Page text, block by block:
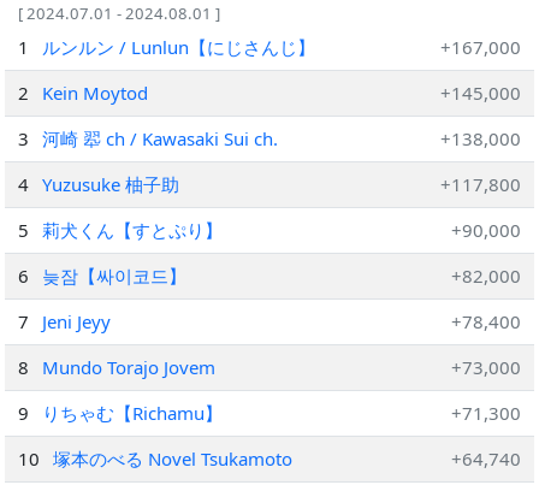
[ 2024.07.01 - 2024.08.01 ]
1 ルンルン / Lunlun【にじさんじ】
+167,000
2
Kein Moytod
+145,000
3
河崎 翆 ch / Kawasaki Sui ch.
+138,000
4 Yuzusuke 柚子助
+117,800
5
莉犬くん【すとぷり】
+90,000
6
늦잠【싸이코드】
+82,000
7
Jeni Jeyy
+78,400
8
Mundo Torajo Jovem
+73,000
9
りちゃむ【Richamu】
+71,300
10
塚本のべる Novel Tsukamoto
+64,740